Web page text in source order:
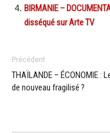
BIRMANIE –
disséqué sur Arte TV
Précédent
THAÏLANDE – ÉCONOMIE :
de nouveau fragilisé ?